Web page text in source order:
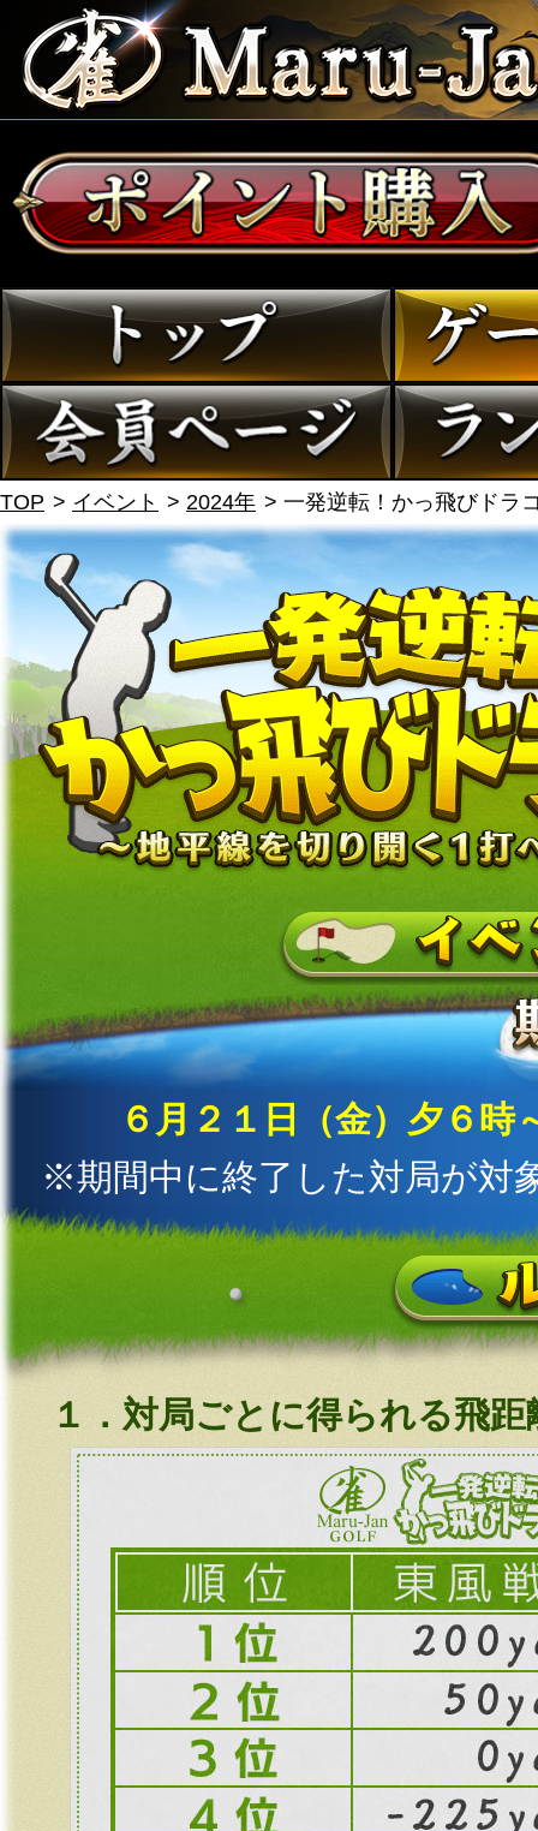
TOP イベント 2024年 一発逆転！かっ飛びドラ
６月２１日（金）夕６時
※期間中に終了した対局が対
１．対局ごとに得られる飛